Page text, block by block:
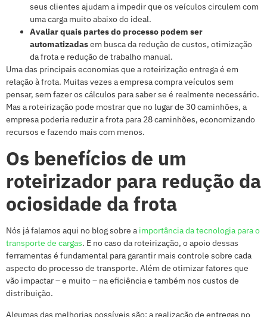
seus clientes ajudam a impedir que os veículos circulem com
uma carga muito abaixo do ideal.
Avaliar quais partes do processo podem ser
automatizadasem busca da redução de custos, otimização
da frota e redução de trabalho manual.
Uma das principais economias que a roteirização entrega é em
relação à frota. Muitas vezes a empresa compra veículos sem
pensar, sem fazer os cálculos para saber se é realmente necessário.
Mas a roteirização pode mostrar que no lugar de 30 caminhões, a
empresa poderia reduzir a frota para 28 caminhões, economizando
recursos e fazendo mais com menos.
Os benefícios de um
roteirizador para redução da
ociosidade da frota
Nós já falamos aqui no blog sobre a importância da tecnologia para o
transporte de cargas. E no caso da roteirização, o apoio dessas
ferramentas é fundamental para garantir mais controle sobre cada
aspecto do processo de transporte. Além de otimizar fatores que
vão impactar – e muito – na eficiência e também nos custos de
distribuição.
Algumas das melhorias possíveis são: a realização de entregas no